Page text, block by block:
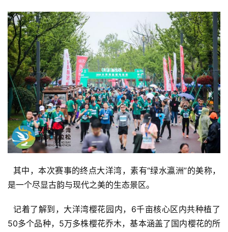
其中，本次赛事的终点大洋湾，素有“绿水瀛洲”的美称，
是一个尽显古韵与现代之美的生态景区。
记着了解到，大洋湾樱花园内，6千亩核心区内共种植了
50多个品种，5万多株樱花乔木，基本涵盖了国内樱花的所